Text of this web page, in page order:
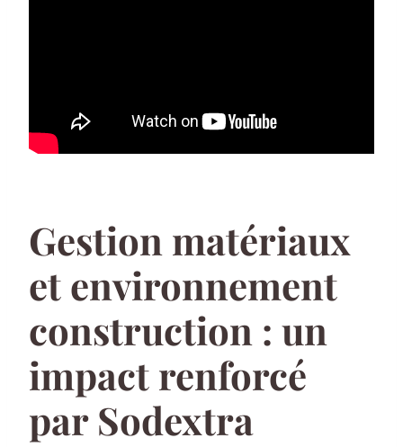
Gestion matériaux
et environnement
construction : un
impact renforcé
par Sodextra